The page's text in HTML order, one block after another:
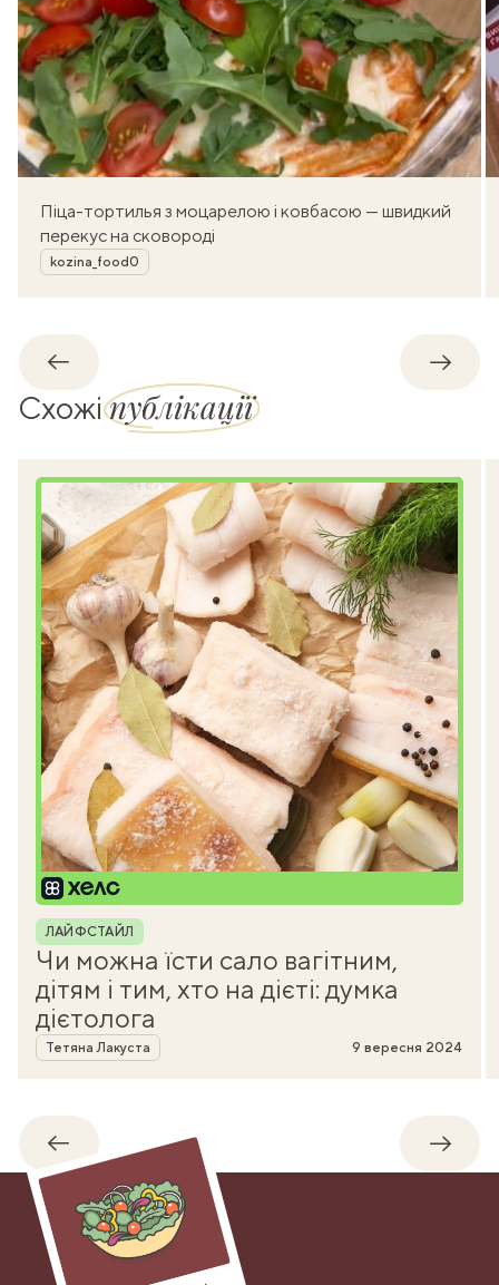
Піца-тортилья з моцарелою і ковбасою — швидкий
перекус на сковороді
Автор
kozina_food0
Назад
Схожіпублікації
Рубрика
ЛАЙФСТАЙЛ
Чи можна їсти сало вагітним,
дітям і тим, хто на дієті: думка
дієтолога
Автор
Тетяна Лакуста 9 вересня 2024
Назад